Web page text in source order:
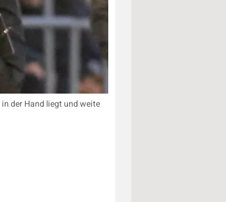
der Hand liegt und weite